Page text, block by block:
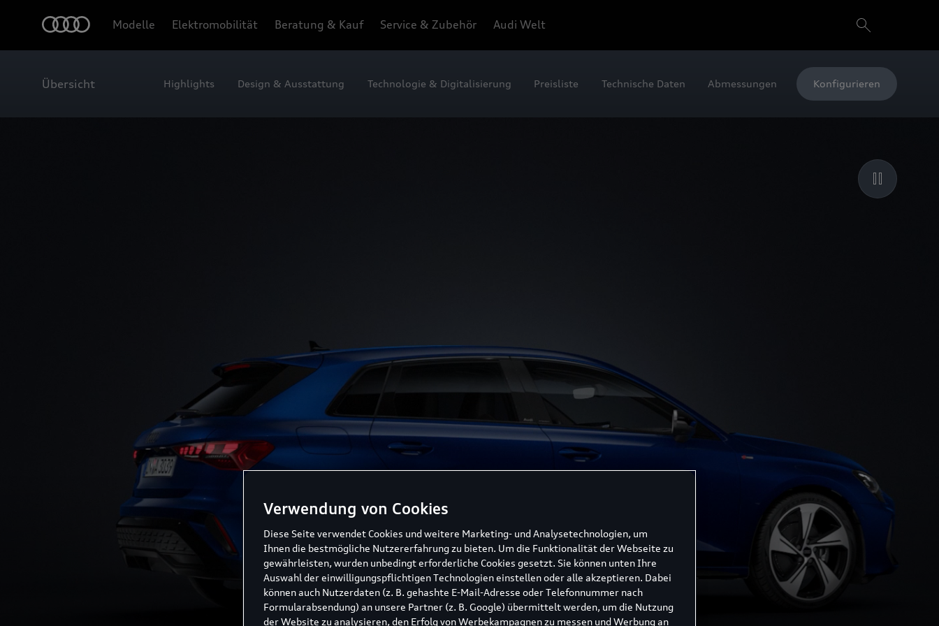
Modelle Elektromobilität Beratung & Kauf Service & Zubehör Audi Welt
Übersicht Highlights Design & Ausstattung Technologie & Digitalisierung Preisliste Technische Daten Abmessungen Konfigurieren
Verwendung von Cookies
Diese Seite verwendet Cookies und weitere Marketing- und Analysetechnologien, um
Ihnen die bestmögliche Nutzererfahrung zu bieten. Um die Funktionalität der Webseite zu
gewährleisten, wurden unbedingt erforderliche Cookies gesetzt. Sie können unten Ihre
Auswahl der einwilligungspflichtigen Technologien einstellen oder alle akzeptieren. Dabei
können auch Nutzerdaten (z. B. gehashte E-Mail-Adresse oder Telefonnummer nach
Formularabsendung) an unsere Partner (z. B. Google) übermittelt werden, um die Nutzung
der Website zu analysieren, den Erfolg von Werbekampagnen zu messen und Werbung an